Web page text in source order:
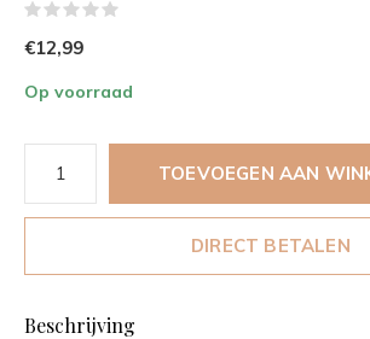
€12,99
Op voorraad
TOEVOEGEN AAN
DIRECT BETALEN
Beschrijving